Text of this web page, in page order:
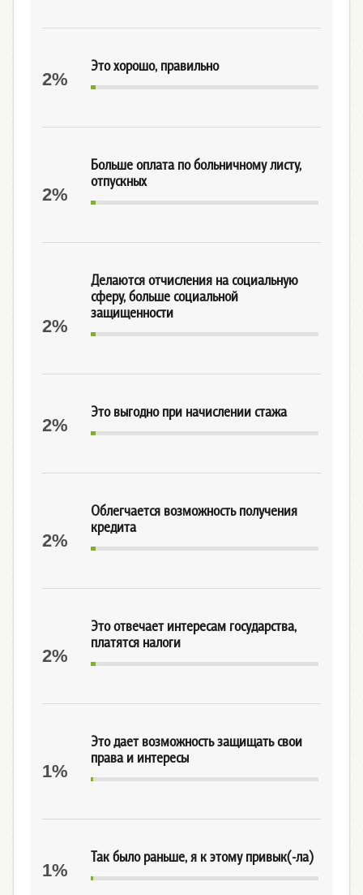
Это хорошо, правильно
2%
Больше оплата по больничному листу,
отпускных
2%
Делаются отчисления на социальную
сферу, больше социальной
защищенности
2%
Это выгодно при начислении стажа
2%
Облегчается возможность получения
кредита
2%
Это отвечает интересам государства,
платятся налоги
2%
Это дает возможность защищать свои
права и интересы
1%
Так было раньше, я к этому привык(-ла)
1%